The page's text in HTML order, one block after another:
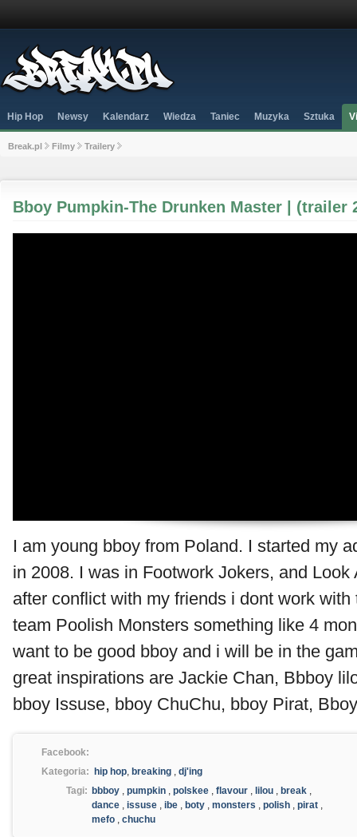
Hip Hop Newsy Kalendarz Wiedza Taniec Muzyka Sztuka
Break.pl Filmy Trailery
Bboy Pumpkin-The Drunken Master | (trailer
I am young bboy from Poland. I started my
in 2008. I was in Footwork Jokers, and Look
after conflict with my friends i dont work
team Poolish Monsters something like 4
want to be good bboy and i will be in the
great inspirations are Jackie Chan, Bbboy
bboy Issuse, bboy ChuChu, bboy Pirat,
Facebook:
Kategoria:
hip hop, breaking , dj'ing
Tagi: bbboy , pumpkin , polskee , flavour , lilou , break ,
dance , issuse , ibe , boty , monsters , polish , pirat ,
mefo , chuchu